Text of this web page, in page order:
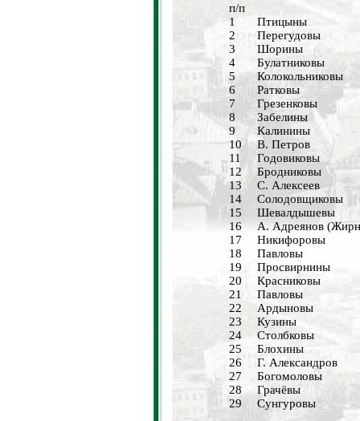
п/п
1
Птицыны
2
Перегудовы
3
Шорины
4
Булатниковы
5
Колокольниковы
6
Ратковы
7
Грезенковы
8
Забелины
9
Калинины
10
В. Петров
11
Годовиковы
12
Бродниковы
13
С. Алексеев
14
Солодовщиковы
15
Шевалдышевы
16
А. Адреянов
17
Никифоровы
18
Павловы
19
Просвирнины
20
Красниковы
21
Павловы
22
Ардыновы
23
Кузины
24
Столбковы
25
Блохины
26
Г. Александров
27
Богомоловы
28
Грачёвы
29
Сунгуровы